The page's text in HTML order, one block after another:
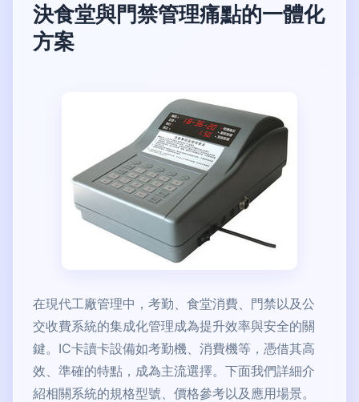
決食堂與門禁管理痛點的一體化
方案
在現代工廠管理中，考勤、食堂消費、門禁以及公
交收費系統的集成化管理成為提升效率與安全的關
鍵。IC卡讀卡設備如考勤機、消費機等，憑借其高
效、準確的特點，成為主流選擇。下面我們詳細介
紹相關系統的規格型號、價格參考以及應用場景。